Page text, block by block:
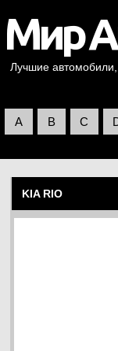
Лучшие автомобили,
A B C
KIA RIO